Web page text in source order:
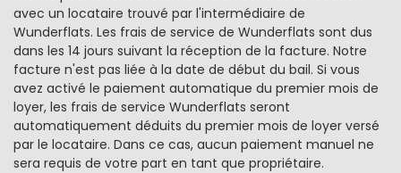
avec un locataire trouvé par l'intermédiaire de
Wunderflats. Les frais de service de Wunderflats sont dus
dans les 14 jours suivant la réception de la facture. Notre
facture n'est pas liée à la date de début du bail. Si vous
avez activé le paiement automatique du premier mois de
loyer, les frais de service Wunderflats seront
automatiquement déduits du premier mois de loyer versé
par le locataire. Dans ce cas, aucun paiement manuel ne
sera requis de votre part en tant que propriétaire.